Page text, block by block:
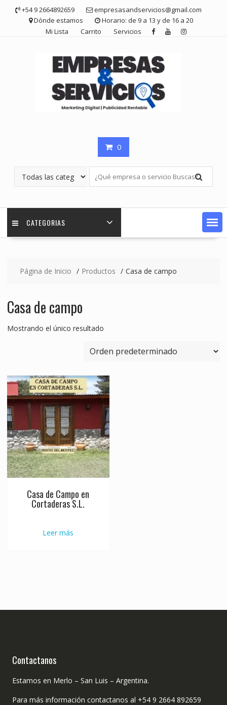
contenido
+54 9 2664892659
empresasandservicios@gmail.com
Dónde estamos
Horario: de 9 a 13 y de 16 a 20
Mi Lista
Carrito Servicios
0
CATEGORIAS
Página de Inicio Productos Casa de campo
Casa de campo
Mostrando el único resultado
Casa de Campo en
Cortaderas S.L.
Leer más
Contactanos
Estamos en Merlo – San Luis – Argentina.
Para más información contactanos al +54 9 2664 892659